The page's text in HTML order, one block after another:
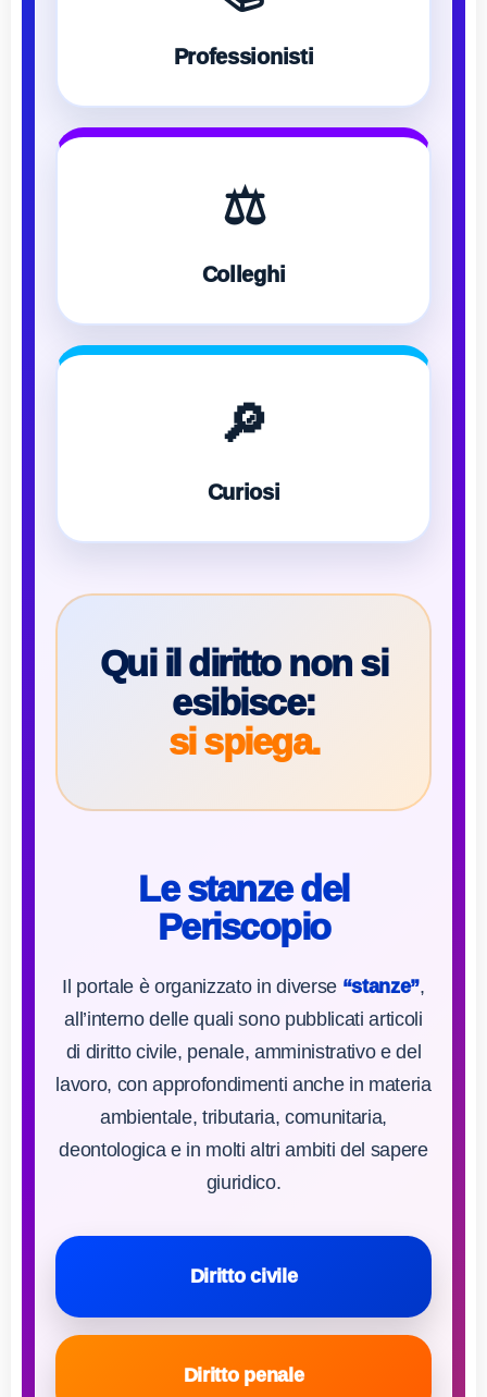
Professionisti
⚖️
Colleghi
🔎
Curiosi
Qui il diritto non si
esibisce:
si spiega.
Le stanze del
Periscopio
Il portale è organizzato in diverse “stanze”,
all’interno delle quali sono pubblicati articoli
di diritto civile, penale, amministrativo e del
lavoro, con approfondimenti anche in materia
ambientale, tributaria, comunitaria,
deontologica e in molti altri ambiti del sapere
giuridico.
Diritto civile
Diritto penale